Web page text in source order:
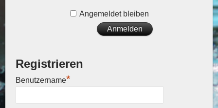
Angemeldet bleiben
Registrieren
Benutzername*